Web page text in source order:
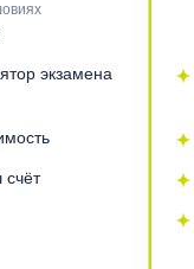
экзамена